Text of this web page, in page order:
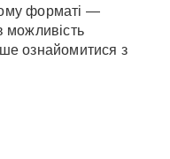
форматі —
ознайомитися з